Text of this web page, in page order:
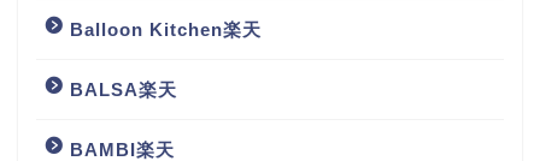
Balloon Kitchen楽天
BALSA楽天
BAMBI楽天